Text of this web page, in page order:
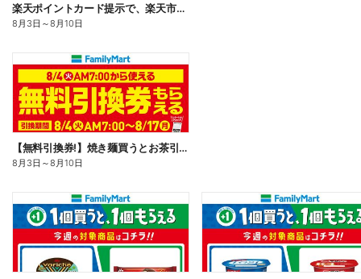
楽天ポイントカード提示で、楽天市場でのお買い物がおトクに!
8月3日 ～8月10日
【無料引換券!】焼き麺買うとお茶引換券貰える!
8月3日 ～8月10日